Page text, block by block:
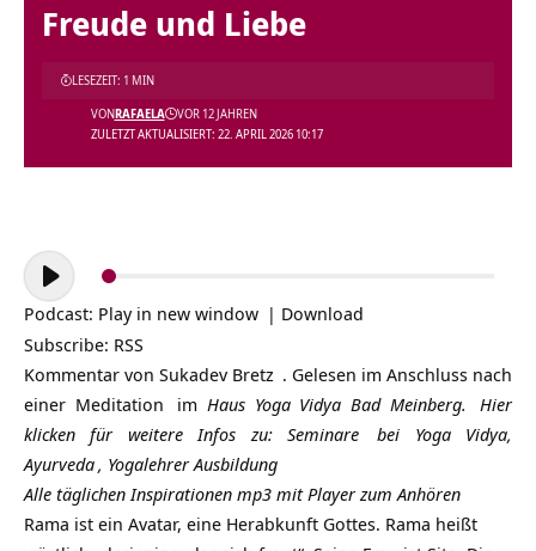
Freude und Liebe
ZULETZT AKTUALISIERT: 22. APRIL 2026 10:17
VONRAFAELA VOR 12 JAHREN
LESEZEIT: 1 MIN
Audio-
Player
Podcast: Play in new window | Download
Subscribe: RSS
Kommentar von Sukadev Bretz . Gelesen im Anschluss nach
einer Meditation im Haus Yoga Vidya Bad Meinberg.
Hier
klicken für weitere Infos zu: Seminare
bei Yoga Vidya,
Ayurveda, Yogalehrer Ausbildung
Alle täglichen Inspirationen mp3 mit Player zum Anhören
Rama ist ein Avatar, eine Herabkunft Gottes. Rama heißt